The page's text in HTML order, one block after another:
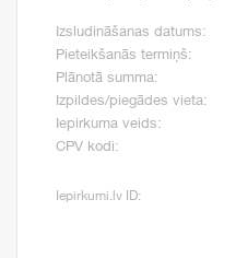
Izsludināšanas datums:
Pieteikšanās termiņš:
Plānotā summa:
Izpildes/piegādes vieta:
Iepirkuma veids:
CPV kodi:
Iepirkumi.lv ID: